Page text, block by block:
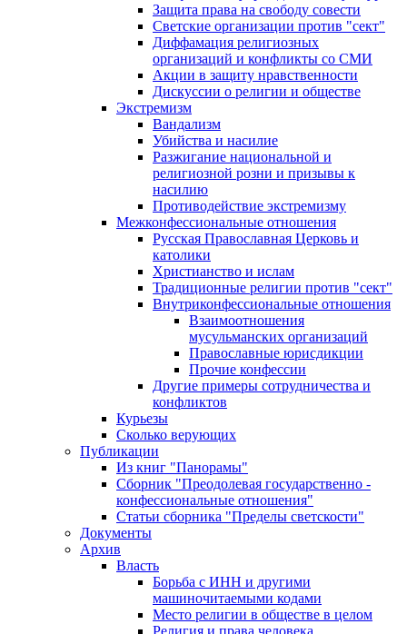
Защита права на свободу совести
Светские организации против "сект"
Диффамация религиозных
организаций и конфликты со СМИ
Акции в защиту нравственности
Дискуссии о религии и обществе
Экстремизм
Вандализм
Убийства и насилие
Разжигание национальной и
религиозной розни и призывы к
насилию
Противодействие экстремизму
Межконфессиональные отношения
Русская Православная Церковь и
католики
Христианство и ислам
Традиционные религии против "сект"
Внутриконфессиональные отношения
Взаимоотношения
мусульманских организаций
Православные юрисдикции
Прочие конфессии
Другие примеры сотрудничества и
конфликтов
Курьезы
Сколько верующих
Публикации
Из книг "Панорамы"
Сборник "Преодолевая государственно -
конфессиональные отношения"
Статьи сборника "Пределы светскости"
Документы
Архив
Власть
Борьба с ИНН и другими
машиночитаемыми кодами
Место религии в обществе в целом
Религия и права человека